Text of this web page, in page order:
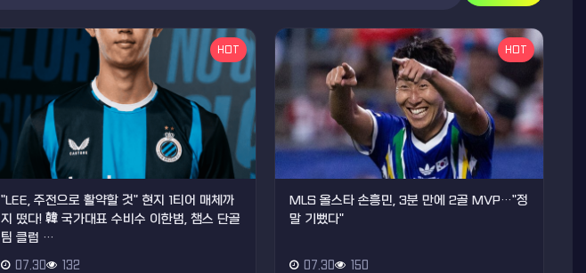
HOT
"LEE, 주전으로 활약할 것" 현지 1티어 매체까
지 떴다! 韓 국가대표 수비수 이한범, 챔스 단골
팀 클럽 …
07.30 132
HOT
MLS 올스타 손흥민, 3분 만에 2골 MVP…"정
말 기뻤다"
07.30 150